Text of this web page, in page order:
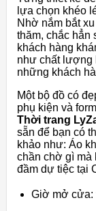
lựa chọn khéo
Nhờ nắm bắt
thăm, chắc hẳn
khách hàng
như chất lượng
những khách
Một bộ đồ có
phụ kiện và
Thời trang
sẵn để bạn có
khảo như: Áo
chần chờ gì mà
đầm dự tiệc tại
Giờ mở cửa: